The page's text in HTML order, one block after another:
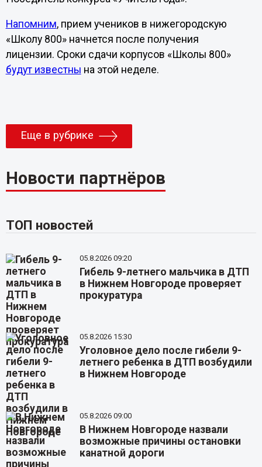
Напомним, прием учеников в нижегородскую
«Школу 800» начнется после получения
лицензии. Сроки сдачи корпусов «Школы 800»
будут известны на этой неделе.
Еще в рубрике
Новости партнёров
ТОП новостей
05.8.2026 09:20
Гибель 9-летнего мальчика в ДТП
в Нижнем Новгороде проверяет
прокуратура
05.8.2026 15:30
Уголовное дело после гибели 9-
летнего ребенка в ДТП возбудили
в Нижнем Новгороде
05.8.2026 09:00
В Нижнем Новгороде назвали
возможные причины остановки
канатной дороги